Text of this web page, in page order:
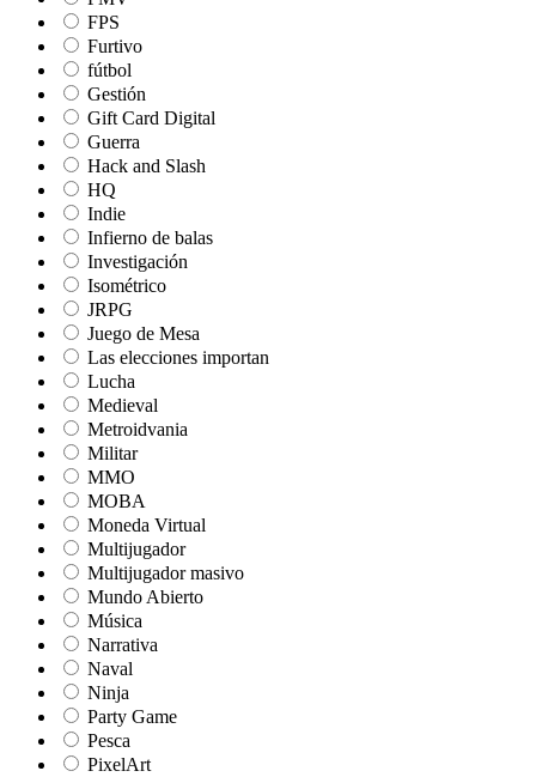
FPS
Furtivo
fútbol
Gestión
Gift Card Digital
Guerra
Hack and Slash
HQ
Indie
Infierno de balas
Investigación
Isométrico
JRPG
Juego de Mesa
Las elecciones importan
Lucha
Medieval
Metroidvania
Militar
MMO
MOBA
Moneda Virtual
Multijugador
Multijugador masivo
Mundo Abierto
Música
Narrativa
Naval
Ninja
Party Game
Pesca
PixelArt